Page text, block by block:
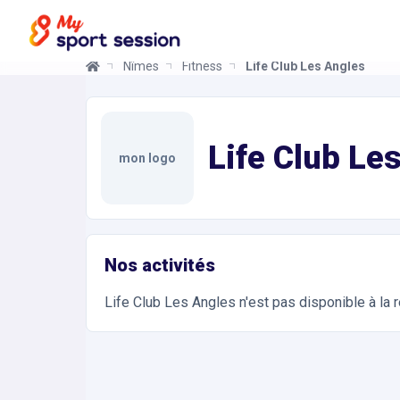
Nîmes Fitness Life Club Les Angles
mon logo Life Club
Nos activités
Life Club Les Angles n'est pas disponible à la